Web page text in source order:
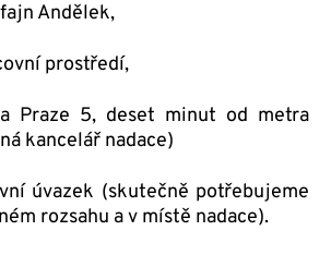
Andělek,
prostředí,
Praze 5, deset minut od metra
kancelář nadace)
úvazek (skutečně potřebujeme
rozsahu a v místě nadace).